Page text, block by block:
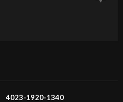
4023-1920-1340